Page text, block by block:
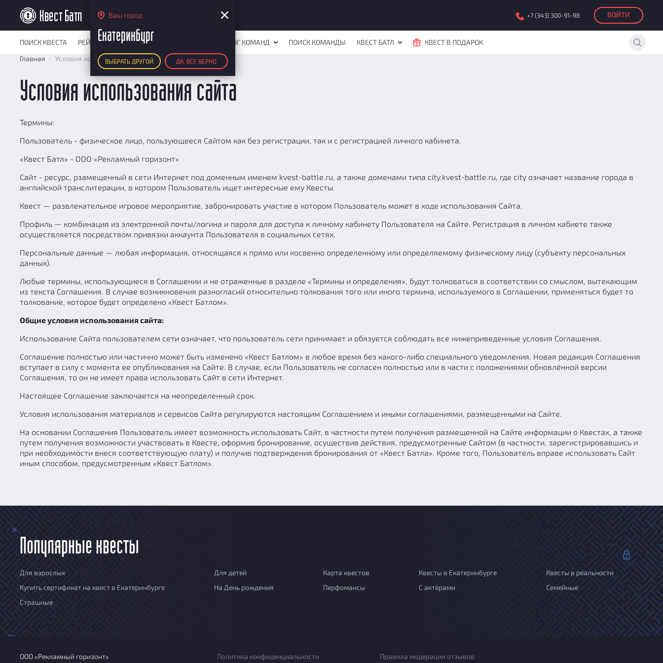
Екатеринбург
Ваш город
Екатеринбург
ВЫБРАТЬ ДРУГОЙ ДА, ВСЕ ВЕРНО
+7 (343) 300-91-98 ВОЙТИ
ПОИСК КВЕСТА РЕЙТИНГ КВЕСТОВ КАРТА КВЕСТОВ РЕЙТИНГ КОМАНД ПОИСК КОМАНДЫ КВЕСТ БАТЛ
КВЕСТ В ПОДАРОК
Главная
Условия использования сайта
Условия использования сайта
Термины:
Пользователь - физическое лицо, пользующееся Сайтом как без регистрации, так и с регистрацией личного кабинета.
«Квест Батл» - ООО «Рекламный горизонт»
Сайт - ресурс, рзамещенный в сети Интернет под доменным именем kvest-battle.ru, а также доменами типа city.kvest-battle.ru, где city означает название города в
английской транслитерации, в котором Пользователь ищет интересные ему Квесты.
Квест — развлекательное игровое мероприятие, забронировать участие в котором Пользователь может в ходе использования Сайта.
Профиль — комбинация из электронной почты/логина и пароля для доступа к личному кабинету Пользователя на Сайте. Регистрация в личном кабиете также
осуществляется посредством привязки аккаунта Пользователя в социальных сетях.
Персональные данные — любая информация, относящаяся к прямо или косвенно определенному или определяемому физическому лицу (субъекту персональных
данных).
Любые термины, использующиеся в Соглашении и не отраженные в разделе «Термины и определения», будут толковаться в соответствии со смыслом, вытекающим
из текста Соглашения. В случае возникновения разногласий относительно толкования того или иного термина, используемого в Соглашении, применяться будет то
толкование, которое будет определено «Квест Батлом».
Общие условия использования сайта:
Использование Сайта пользователем сети означает, что пользователь сети принимает и обязуется соблюдать все нижеприведенные условия Соглашения.
Соглашение полностью или частично может быть изменено «Квест Батлом» в любое время без какого-либо специального уведомления. Новая редакция Соглашения
вступает в силу с момента ее опубликования на Сайте. В случае, если Пользователь не согласен полностью или в части с положениями обновлённой версии
Соглашения, то он не имеет права использовать Сайт в сети Интернет.
Настоящее Соглашение заключается на неопределенный срок.
Условия использования материалов и сервисов Сайта регулируются настоящим Соглашением и иными соглашениями, размещенными на Сайте.
На основании Соглашения Пользователь имеет возможность использовать Сайт, в частности путем получения размещенной на Сайте информации о Квестах, а также
путем получения возможности участвовать в Квесте, оформив бронирование, осуществив действия, предусмотренные Сайтом (в частности, зарегистрировавшись и
при необходимости внеся соответствующую плату) и получив подтверждения бронирования от «Квест Батла». Кроме того, Пользователь вправе использовать Сайт
иным способом, предусмотренным «Квест Батлом».
Популярные квесты
Для взрослых Для детей Карта квестов Квесты в Екатеринбурге
Квесты в реальности
Купить сертификат на квест в Екатеринбурге
На День рождения Перфомансы С актёрами
Семейные
Страшные
ООО «Рекламный горизонт» Политика конфиденциальности Правила модерации отзывов